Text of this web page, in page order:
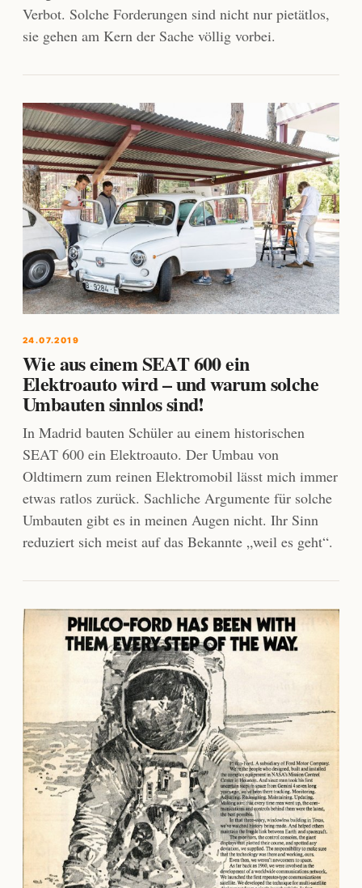
Verbot. Solche Forderungen sind nicht nur pietätlos,
sie gehen am Kern der Sache völlig vorbei.
24.07.2019
Wie aus einem SEAT 600 ein
Elektroauto wird – und warum solche
Umbauten sinnlos sind!
In Madrid bauten Schüler au einem historischen
SEAT 600 ein Elektroauto. Der Umbau von
Oldtimern zum reinen Elektromobil lässt mich immer
etwas ratlos zurück. Sachliche Argumente für solche
Umbauten gibt es in meinen Augen nicht. Ihr Sinn
reduziert sich meist auf das Bekannte „weil es geht“.